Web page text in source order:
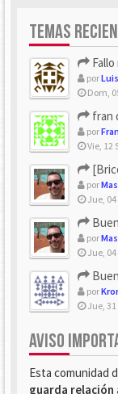
TEMAS
por
Dom,
fran
por
Vie, 12
por
Jue, 04
por
Jue, 04
por
Jue, 31
AVISO
Esta comunidad
guarda relación